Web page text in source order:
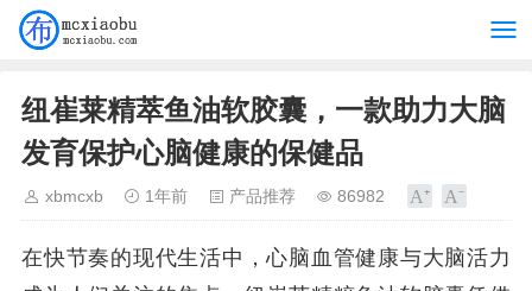
纽崔莱精萃鱼油软胶囊，一款助力大脑
发育保护心脑健康的保健品
xbmcxb 1年前 产品推荐 86982
在快节奏的现代生活中，心脑血管健康与大脑活力